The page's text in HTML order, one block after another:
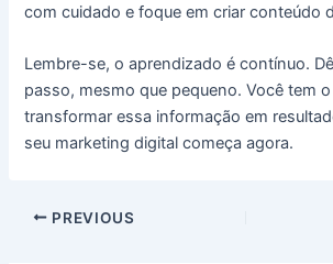
com cuidado e foque em criar conteúdo
Lembre-se, o aprendizado é contínuo.
passo, mesmo que pequeno. Você tem
transformar essa informação em
seu marketing digital começa agora.
PREVIOUS